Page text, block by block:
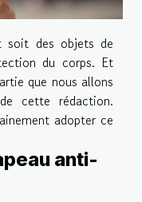
soit des objets de
du corps. Et
que nous allons
cette rédaction.
adopter ce
anti-